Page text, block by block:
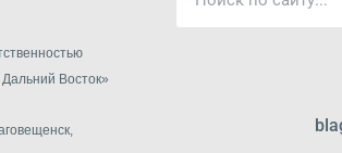
Восток»